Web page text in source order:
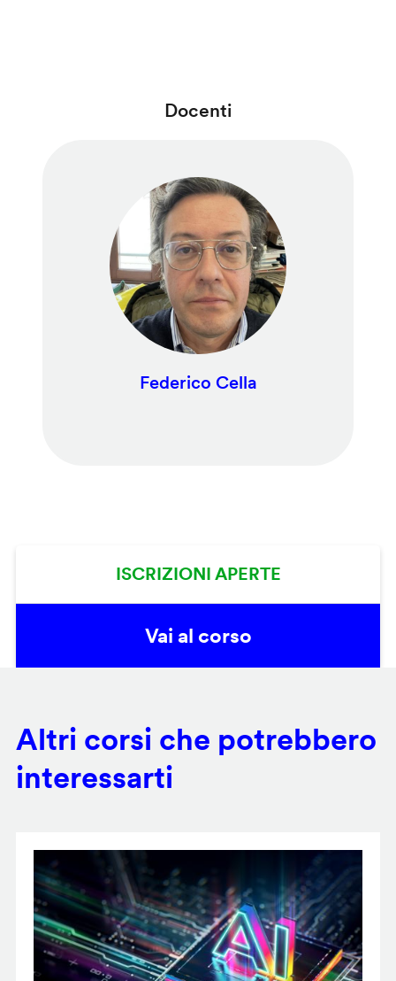
Docenti
Federico Cella
ISCRIZIONI APERTE
Vai al corso
Altri corsi che potrebbero
interessarti